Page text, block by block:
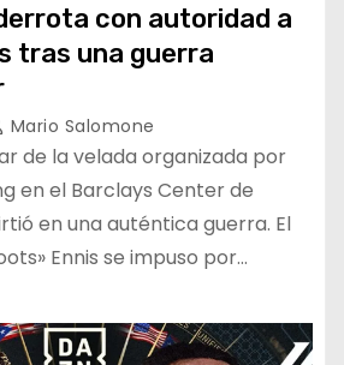
con autoridad a
tras una guerra
Mario Salomone
de la velada organizada por
en el Barclays Center de
en una auténtica guerra. El
Ennis se impuso por…